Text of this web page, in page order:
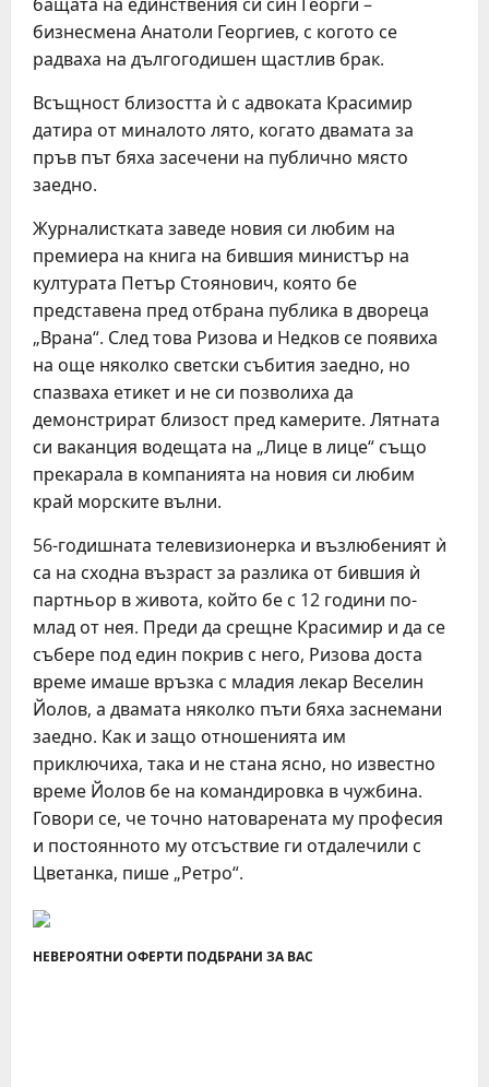
бизнесмена Анатоли Георгиев, с когото се
радваха на дългогодишен щастлив брак.
Всъщност близостта ѝ с адвоката Красимир
датира от миналото лято, когато двамата за
пръв път бяха засечени на публично място
заедно.
Журналистката заведе новия си любим на
премиера на книга на бившия министър на
културата Петър Стоянович, която бе
представена пред отбрана публика в двореца
„Врана“. След това Ризова и Недков се появиха
на още няколко светски събития заедно, но
спазваха етикет и не си позволиха да
демонстрират близост пред камерите. Лятната
си ваканция водещата на „Лице в лице“ също
прекарала в компанията на новия си любим
край морските вълни.
56-годишната телевизионерка и възлюбеният ѝ
са на сходна възраст за разлика от бившия ѝ
партньор в живота, който бе с 12 години по-
млад от нея. Преди да срещне Красимир и да се
събере под един покрив с него, Ризова доста
време имаше връзка с младия лекар Веселин
Йолов, а двамата няколко пъти бяха заснемани
заедно. Как и защо отношенията им
приключиха, така и не стана ясно, но известно
време Йолов бе на командировка в чужбина.
Говори се, че точно натоварената му професия
и постоянното му отсъствие ги отдалечили с
Цветанка, пише „Ретро“.
НЕВЕРОЯТНИ ОФЕРТИ ПОДБРАНИ ЗА ВАС